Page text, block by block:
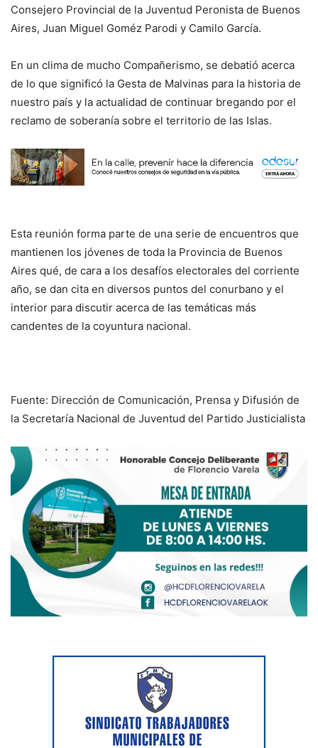
Consejero Provincial de la Juventud Peronista de Buenos
Aires, Juan Miguel Goméz Parodi y Camilo García.
En un clima de mucho Compañerismo, se debatió acerca
de lo que significó la Gesta de Malvinas para la historia de
nuestro país y la actualidad de continuar bregando por el
reclamo de soberanía sobre el territorio de las Islas.
Esta reunión forma parte de una serie de encuentros que
mantienen los jóvenes de toda la Provincia de Buenos
Aires qué, de cara a los desafíos electorales del corriente
año, se dan cita en diversos puntos del conurbano y el
interior para discutir acerca de las temáticas más
candentes de la coyuntura nacional.
Fuente: Dirección de Comunicación, Prensa y Difusión de
la Secretaría Nacional de Juventud del Partido Justicialista